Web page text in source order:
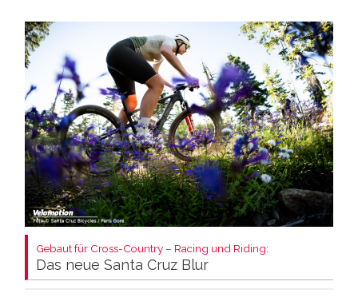
Gebaut für Cross-Country – Racing und Riding:
Das neue Santa Cruz Blur